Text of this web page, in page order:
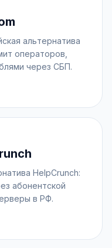
альтернатива
операторов,
через СБП.
HelpCrunch:
абонентской
в РФ.